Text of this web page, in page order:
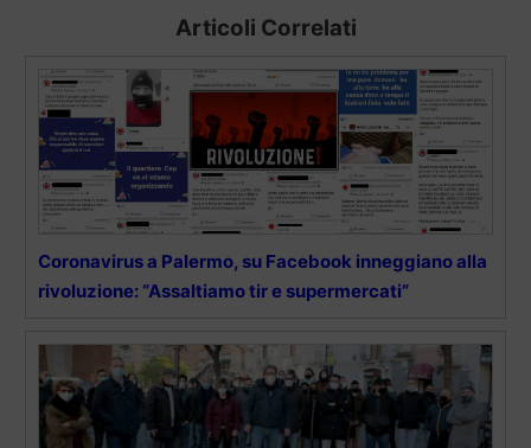
Articoli Correlati
Coronavirus a Palermo, su Facebook inneggiano alla
rivoluzione: “Assaltiamo tir e supermercati”